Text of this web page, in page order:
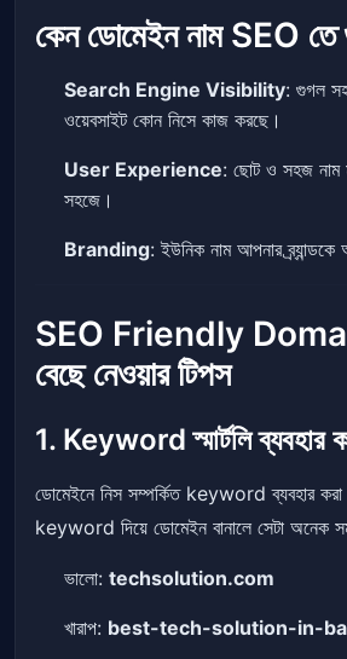
কেন ডোমেইন নাম SEO তে
Search Engine Visibility: গুগল
ওয়েবসাইট কোন নিসে কাজ করছে।
User Experience: ছোট ও সহজ নাম
সহজে।
Branding: ইউনিক নাম আপনার
SEO Friendly
বেছে নেওয়ার টিপস
1. Keyword স্মার্টলি ব্যবহার
ডোমেইনে নিস সম্পর্কিত keyword ব্যবহার
keyword দিয়ে ডোমেইন বানালে সেটা অনেক
ভালো: techsolution.com
খারাপ: best-tech-solution-in-